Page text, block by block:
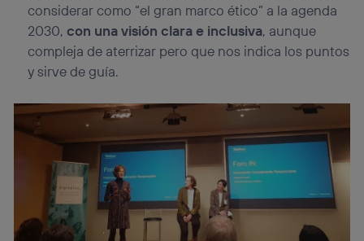
considerar como “el gran marco ético” a la agenda
2030,con una visión clara e inclusiva, aunque
compleja de aterrizar pero que nos indica los puntos
y sirve de guía.